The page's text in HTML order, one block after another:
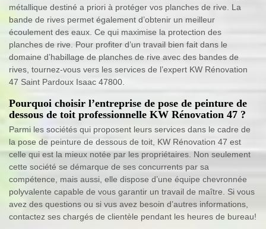
métallique destiné a priori à protéger vos planches de rive. La
bande de rives permet également d’obtenir un meilleur
écoulement des eaux. Ce qui maximise la protection des
planches de rive. Pour profiter d’un travail bien fait dans le
domaine d’habillage de planches de rive avec des bandes de
rives, tournez-vous vers les services de l’expert KW Rénovation
47 Saint Pardoux Isaac 47800.
Pourquoi choisir l’entreprise de pose de peinture de
dessous de toit professionnelle KW Rénovation 47 ?
Parmi les sociétés qui proposent leurs services dans le cadre de
la pose de peinture de dessous de toit, KW Rénovation 47 est
celle qui est la mieux notée par les propriétaires. Non seulement
cette société se démarque de ses concurrents par sa
compétence, mais aussi, elle dispose d’une équipe chevronnée
polyvalente capable de vous garantir un travail de maître. Si vous
avez des questions ou si vus avez besoin d’autres informations,
contactez ses chargés de clientèle pendant les heures de bureau!